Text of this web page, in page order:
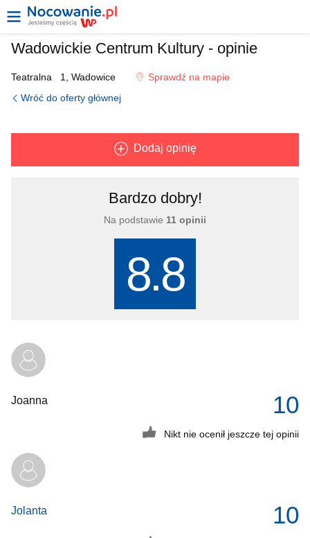
Wadowickie Centrum Kultury - opinie
Teatralna 1, Wadowice
Sprawdź na mapie
Wróć do oferty głównej
Dodaj opinię
Bardzo dobry!
Na podstawie 11 opinii
8.8
10
Joanna
Nikt nie ocenił jeszcze tej opinii
10
Jolanta